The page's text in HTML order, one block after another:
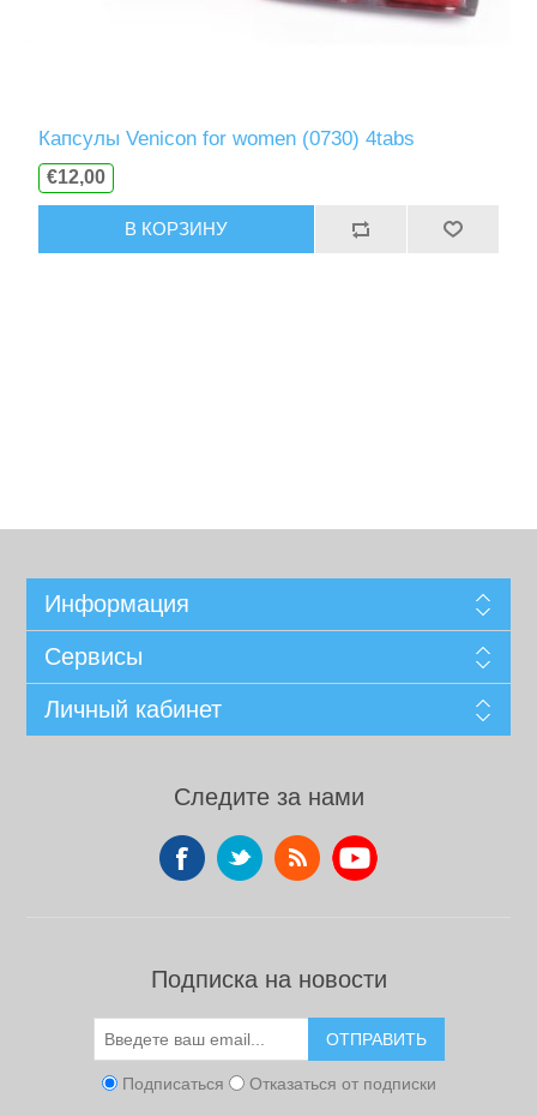
Капсулы Venicon for women (0730) 4tabs
€12,00
В КОРЗИНУ
Информация
Сервисы
Личный кабинет
Следите за нами
Подписка на новости
ОТПРАВИТЬ
Подписаться Отказаться от подписки